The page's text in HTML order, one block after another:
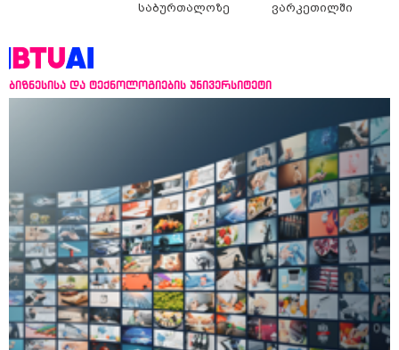
საბურთალოზე
ვარკეთილში
ბიზნესისა და ტექნოლოგიების უნივერსიტეტი